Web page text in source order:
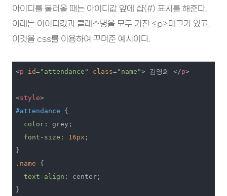
아이디를 불러올 때는 아이디값 앞에 샵(#) 표시를 해준다.
아래는 아이디값과 클래스명을 모두 가진 <p>태그가 있고,
이것을 css를 이용하여 꾸며준 예시이다.
<p id="attendance" class="name"> 김영희 </p>
<style>
#attendance {
color: grey;
font-size : 16px ;
.name {
text-align : center;